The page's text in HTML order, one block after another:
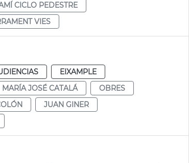
CICLO PEDESTRE
VIES
EIXAMPLE
MARÍA JOSÉ CATALÁ
OBRES
JUAN GINER